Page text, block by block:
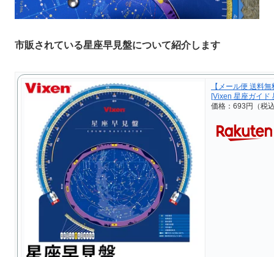
市販されている星座早見盤について紹介します
【メール便 送料
[Vixen 星座ガイド
価格：693円（税